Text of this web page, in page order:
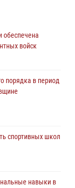
Владислав
обеспечена
войск
порядка в период
спортивных школ
навыки в